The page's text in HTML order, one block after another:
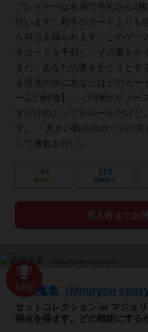
プレイヤーは全員で手札から1
行います。相手のカードよりも
ら得点を得られます。このゲー
すカードを予想し、その裏をか
また、あなたの裏をかこうと
る思考の末にあなたはどのカー
ームの特徴】 ・心理戦×リソー
すだけのシンプルルールだけど
す。 ・大きい数字のカードの
して勝負を行い...
44
興味あり
119
経験あり
再入荷までお
14位
魍魎蒐集（Mouryou
セットコレクション or マジョ
得点を得ます。どの戦術にする